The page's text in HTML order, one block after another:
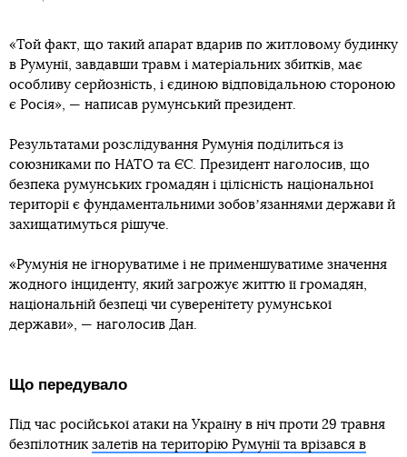
«Той факт, що такий апарат вдарив по житловому будинку
в Румунії, завдавши травм і матеріальних збитків, має
особливу серйозність, і єдиною відповідальною стороною
є Росія», — написав румунський президент.
Результатами розслідування Румунія поділиться із
союзниками по НАТО та ЄС. Президент наголосив, що
безпека румунських громадян і цілісність національної
території є фундаментальними зобовʼязаннями держави й
захищатимуться рішуче.
«Румунія не ігноруватиме і не применшуватиме значення
жодного інциденту, який загрожує життю її громадян,
національній безпеці чи суверенітету румунської
держави», — наголосив Дан.
Що передувало
Під час російської атаки на Україну в ніч проти 29 травня
безпілотник залетів на територію Румунії та врізався в